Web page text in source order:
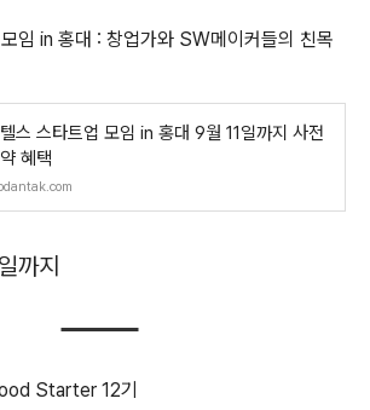
임 in 홍대 : 창업가와 SW메이커들의 친목
스 스타트업 모임 in 홍대 9월 11일까지 사전
혜택
까지
Starter 12기